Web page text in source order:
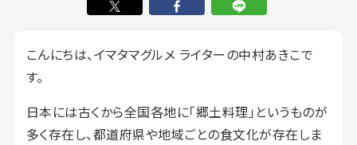
こんにちは、イマタマグルメ ライターの中村あきこで
す。
日本には古くから全国各地に「郷土料理」というものが
多く存在し、都道府県や地域ごとの食文化が存在しま